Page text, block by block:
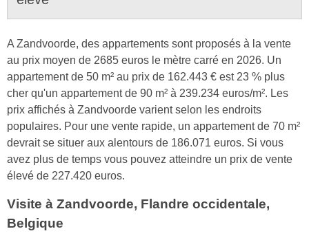
A Zandvoorde, des appartements sont proposés à la vente
au prix moyen de 2685 euros le mètre carré en 2026. Un
appartement de 50 m² au prix de 162.443 € est 23 % plus
cher qu'un appartement de 90 m² à 239.234 euros/m². Les
prix affichés à Zandvoorde varient selon les endroits
populaires. Pour une vente rapide, un appartement de 70 m²
devrait se situer aux alentours de 186.071 euros. Si vous
avez plus de temps vous pouvez atteindre un prix de vente
élevé de 227.420 euros.
Visite à Zandvoorde, Flandre occidentale,
Belgique